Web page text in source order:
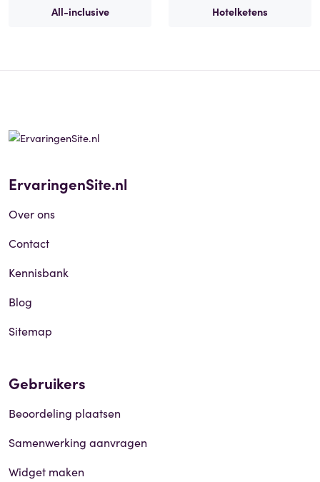
All-inclusive Hotelketens
ErvaringenSite.nl
Over ons
Contact
Kennisbank
Blog
Sitemap
Gebruikers
Beoordeling plaatsen
Samenwerking aanvragen
Widget maken